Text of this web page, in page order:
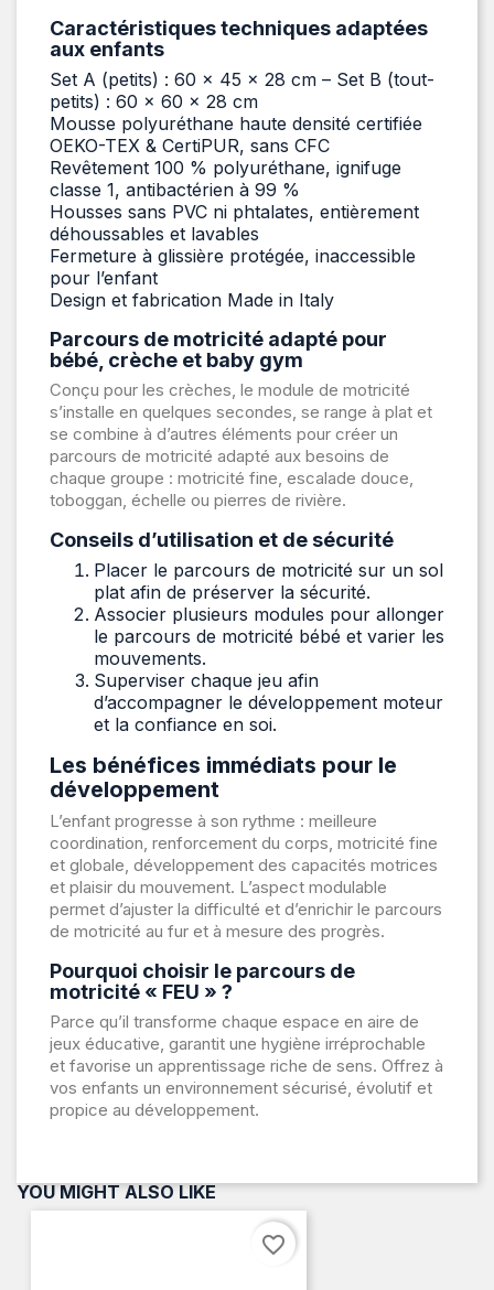
Caractéristiques techniques adaptées
aux enfants
Set A (petits) : 60 × 45 × 28 cm – Set B (tout-
petits) : 60 × 60 × 28 cm
Mousse polyuréthane haute densité certifiée
OEKO-TEX & CertiPUR, sans CFC
Revêtement 100 % polyuréthane, ignifuge
classe 1, antibactérien à 99 %
Housses sans PVC ni phtalates, entièrement
déhoussables et lavables
Fermeture à glissière protégée, inaccessible
pour l’enfant
Design et fabrication Made in Italy
Parcours de motricité adapté pour
bébé, crèche et baby gym
Conçu pour les crèches, le module de motricité
s’installe en quelques secondes, se range à plat et
se combine à d’autres éléments pour créer un
parcours de motricité adapté aux besoins de
chaque groupe : motricité fine, escalade douce,
toboggan, échelle ou pierres de rivière.
Conseils d’utilisation et de sécurité
Placer le parcours de motricité sur un sol
plat afin de préserver la sécurité.
Associer plusieurs modules pour allonger
le parcours de motricité bébé et varier les
mouvements.
Superviser chaque jeu afin
d’accompagner le développement moteur
et la confiance en soi.
Les bénéfices immédiats pour le
développement
L’enfant progresse à son rythme : meilleure
coordination, renforcement du corps, motricité fine
et globale, développement des capacités motrices
et plaisir du mouvement. L’aspect modulable
permet d’ajuster la difficulté et d’enrichir le parcours
de motricité au fur et à mesure des progrès.
Pourquoi choisir le parcours de
motricité « FEU » ?
Parce qu’il transforme chaque espace en aire de
jeux éducative, garantit une hygiène irréprochable
et favorise un apprentissage riche de sens. Offrez à
vos enfants un environnement sécurisé, évolutif et
propice au développement.
YOU MIGHT ALSO LIKE
favorite_border